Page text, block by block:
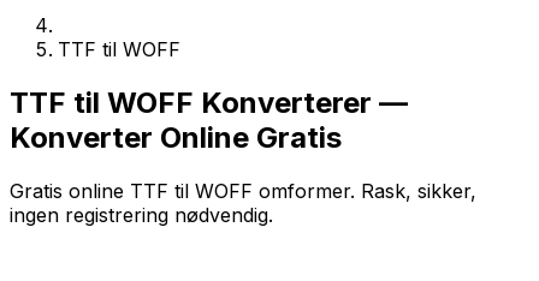
TTF til WOFF
TTF til WOFF Konverterer —
Konverter Online Gratis
Gratis online TTF til WOFF omformer. Rask, sikker,
ingen registrering nødvendig.